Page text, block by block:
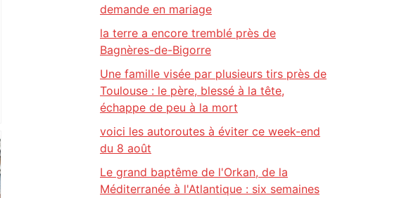
demande en mariage
la terre a encore tremblé près de
Bagnères-de-Bigorre
Une famille visée par plusieurs tirs près de
Toulouse : le père, blessé à la tête,
échappe de peu à la mort
voici les autoroutes à éviter ce week-end
du 8 août
Le grand baptême de l'Orkan, de la
Méditerranée à l'Atlantique : six semaines